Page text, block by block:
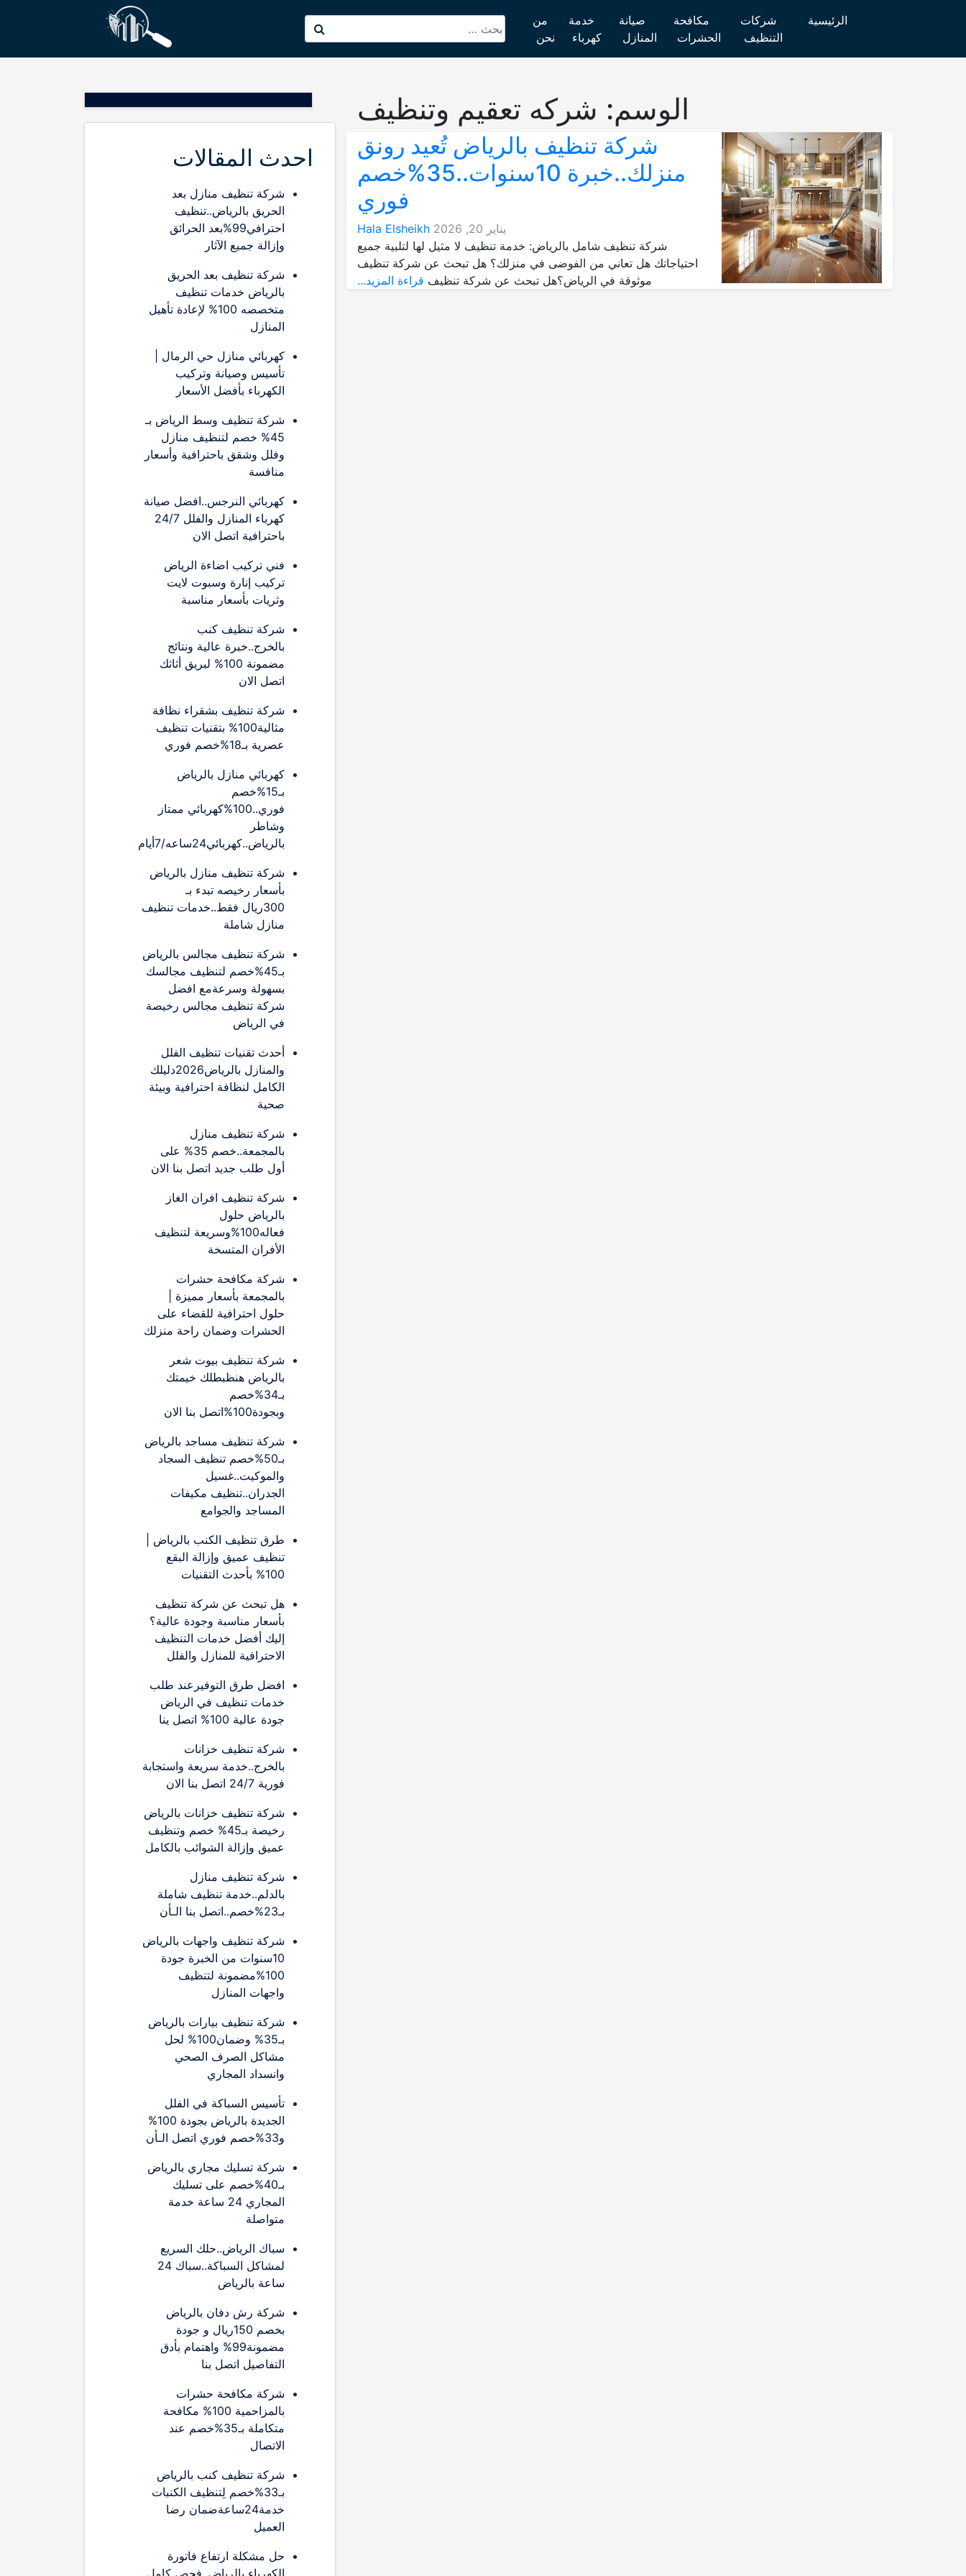
الرئيسية
شركات
التنظيف
مكافحة
الحشرات
صيانة
المنازل
خدمة
كهرباء
من
نحن
عن:
الوسم: شركه تعقيم وتنظيف
شركة تنظيف بالرياض تُعيد رونق
منزلك..خبرة 10سنوات..35%خصم
فوري
يناير 20, 2026
Hala Elsheikh
شركة تنظيف شامل بالرياض: خدمة تنظيف لا مثيل لها لتلبية جميع
احتياجاتك هل تعاني من الفوضى في منزلك؟ هل تبحث عن شركة تنظيف
موثوقة في الرياض؟هل تبحث عن شركة تنظيف قراءة المزيد...
احدث المقالات
شركة تنظيف منازل بعد
الحريق بالرياض..تنظيف
احترافي99%بعد الحرائق
وإزالة جميع الآثار
شركة تنظيف بعد الحريق
بالرياض خدمات تنظيف
متخصصه 100% لإعادة تأهيل
المنازل
كهربائي منازل حي الرمال |
تأسيس وصيانة وتركيب
الكهرباء بأفضل الأسعار
شركة تنظيف وسط الرياض بـ
45% خصم لتنظيف منازل
وفلل وشقق باحترافية وأسعار
منافسة
كهربائي النرجس..افضل صيانة
كهرباء المنازل والفلل 24/7
باحترافية اتصل الان
فني تركيب اضاءة الرياض
تركيب إنارة وسبوت لايت
وثريات بأسعار مناسبة
شركة تنظيف كنب
بالخرج..خبرة عالية ونتائج
مضمونة 100% لبريق أثاثك
اتصل الان
شركة تنظيف بشقراء نظافة
مثالية100% بتقنيات تنظيف
عصرية بـ18%خصم فوري
كهربائي منازل بالرياض
بـ15%خصم
فوري..100%كهربائي ممتاز
وشاطر
بالرياض..كهربائي24ساعه/7أيام
شركة تنظيف منازل بالرياض
بأسعار رخيصه تبدء بـ
300ريال فقط..خدمات تنظيف
منازل شاملة
شركة تنظيف مجالس بالرياض
بـ45%خصم لتنظيف مجالسك
بسهولة وسرعةمع افضل
شركة تنظيف مجالس رخيصة
في الرياض
أحدث تقنيات تنظيف الفلل
والمنازل بالرياض2026دليلك
الكامل لنظافة احترافية وبيئة
صحية
شركة تنظيف منازل
بالمجمعة..خصم 35% على
أول طلب جديد اتصل بنا الان
شركة تنظيف افران الغاز
بالرياض حلول
فعاله100%وسريعة لتنظيف
الأفران المتسخة
شركة مكافحة حشرات
بالمجمعة بأسعار مميزة |
حلول احترافية للقضاء على
الحشرات وضمان راحة منزلك
شركة تنظيف بيوت شعر
بالرياض هنظبطلك خيمتك
بـ34%خصم
وبجودة100%اتصل بنا الان
شركة تنظيف مساجد بالرياض
بـ50%خصم تنظيف السجاد
والموكيت..غسيل
الجدران..تنظيف مكيفات
المساجد والجوامع
طرق تنظيف الكنب بالرياض |
تنظيف عميق وإزالة البقع
100% بأحدث التقنيات
هل تبحث عن شركة تنظيف
بأسعار مناسبة وجودة عالية؟
إليك أفضل خدمات التنظيف
الاحترافية للمنازل والفلل
افضل طرق التوفيرعند طلب
خدمات تنظيف في الرياض
جودة عالية 100% اتصل ينا
شركة تنظيف خزانات
بالخرج..خدمة سريعة واستجابة
فورية 24/7 اتصل بنا الان
شركة تنظيف خزانات بالرياض
رخيصة بـ45% خصم وتنظيف
عميق وإزالة الشوائب بالكامل
شركة تنظيف منازل
بالدلم..خدمة تنظيف شاملة
بـ23%خصم..اتصل بنا الـأن
شركة تنظيف واجهات بالرياض
10سنوات من الخبرة جودة
100%مضمونة لتنظيف
واجهات المنازل
شركة تنظيف بيارات بالرياض
بـ35% وضمان100% لحل
مشاكل الصرف الصحي
وانسداد المجاري
تأسيس السباكة في الفلل
الجديدة بالرياض بجودة 100%
و33%خصم فوري اتصل الـأن
شركة تسليك مجاري بالرياض
بـ40%خصم على تسليك
المجاري 24 ساعة خدمة
متواصلة
سباك الرياض..حلك السريع
لمشاكل السباكة..سباك 24
ساعة بالرياض
شركة رش دفان بالرياض
بخصم 150ريال و جودة
مضمونة99% واهتمام بأدق
التفاصيل اتصل بنا
شركة مكافحة حشرات
بالمزاحمية 100% مكافحة
متكاملة بـ35%خصم عند
الاتصال
شركة تنظيف كنب بالرياض
بـ33%خصم لِتنظيف الكنبات
خدمة24ساعةضمان رضا
العميل
حل مشكلة ارتفاع فاتورة
الكهرباء بالرياض..فحص كامل